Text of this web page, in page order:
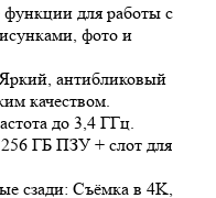
для работы с
фото и
антибликовый
качеством.
до 3,4 ГГц.
ГБ ПЗУ + слот для
сзади: Съёмка в 4K,